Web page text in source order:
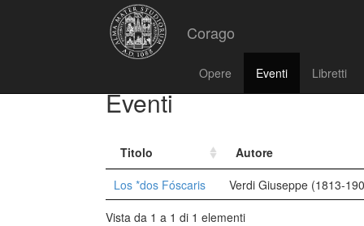
Corago
Opere Eventi Libretti
Eventi
Titolo
Autore
Los *dos Fóscaris
Verdi Giuseppe (1813-
Vista da 1 a 1 di 1 elementi